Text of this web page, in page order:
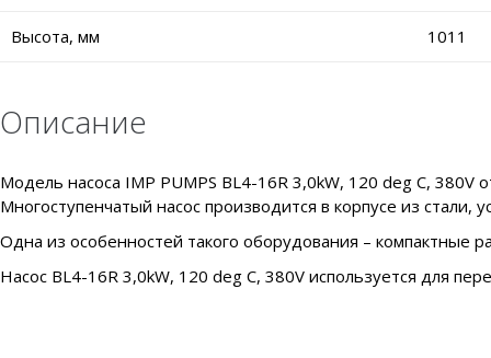
Высота, мм 1011
Описание
Модель насоса IMP PUMPS BL4-16R 3,0kW, 120 deg C, 380V
Многоступенчатый насос производится в корпусе из стали,
Одна из особенностей такого оборудования – компактные
Насос BL4-16R 3,0kW, 120 deg C, 380V используется для